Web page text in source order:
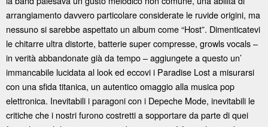
arrangiamento davvero particolare considerate le ruvide origini, ma
nessuno si sarebbe aspettato un album come “Host”. Dimenticatevi
le chitarre ultra distorte, batterie super compresse, growls vocals –
in verità abbandonate già da tempo – aggiungete a questo un’
immancabile lucidata al look ed eccovi i Paradise Lost a misurarsi
con una sfida titanica, un autentico omaggio alla musica pop
elettronica. Inevitabili i paragoni con i Depeche Mode, inevitabili le
critiche che i nostri furono costretti a sopportare da parte di quei